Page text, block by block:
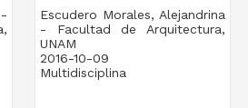
Escudero Morales, Alejandrina
- Facultad de Arquitectura,
UNAM
2016-10-09
Multidisciplina